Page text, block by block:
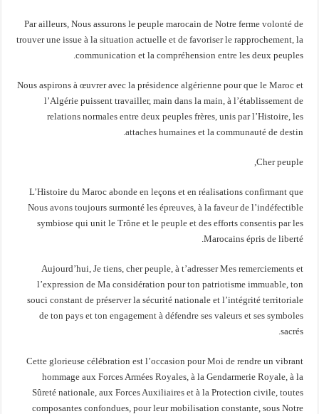
Par ailleurs, Nous assurons le peuple marocain de Notre ferme volonté de
trouver une issue à la situation actuelle et de favoriser le rapprochement, la
communication et la compréhension entre les deux peuples.
Nous aspirons à œuvrer avec la présidence algérienne pour que le Maroc et
l’Algérie puissent travailler, main dans la main, à l’établissement de
relations normales entre deux peuples frères, unis par l’Histoire, les
attaches humaines et la communauté de destin.
Cher peuple,
L’Histoire du Maroc abonde en leçons et en réalisations confirmant que
Nous avons toujours surmonté les épreuves, à la faveur de l’indéfectible
symbiose qui unit le Trône et le peuple et des efforts consentis par les
Marocains épris de liberté.
Aujourd’hui, Je tiens, cher peuple, à t’adresser Mes remerciements et
l’expression de Ma considération pour ton patriotisme immuable, ton
souci constant de préserver la sécurité nationale et l’intégrité territoriale
de ton pays et ton engagement à défendre ses valeurs et ses symboles
sacrés.
Cette glorieuse célébration est l’occasion pour Moi de rendre un vibrant
hommage aux Forces Armées Royales, à la Gendarmerie Royale, à la
Sûreté nationale, aux Forces Auxiliaires et à la Protection civile, toutes
composantes confondues, pour leur mobilisation constante, sous Notre